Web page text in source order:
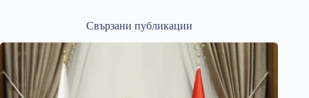
Свързани публикации